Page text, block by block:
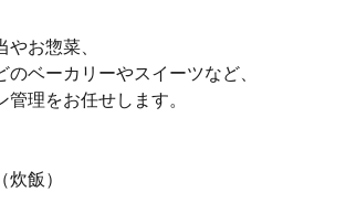
やお惣菜、
のベーカリーやスイーツなど、
理をお任せします。
炊飯）